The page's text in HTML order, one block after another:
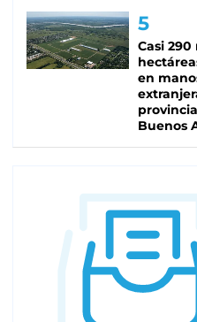
Casi 290
en
Buenos